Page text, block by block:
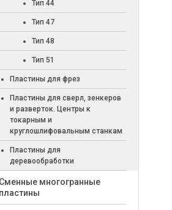
Тип 44
Тип 47
Тип 48
Тип 51
Пластины для фрез
Пластины для сверл, зенкеров
и разверток. Центры к
токарным и
круглошлифовальным станкам
Пластины для
деревообработки
Cменные многогранные
пластины